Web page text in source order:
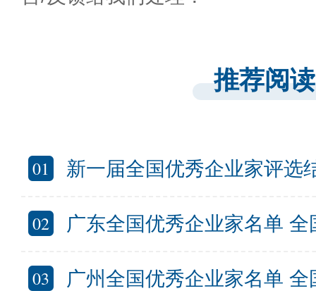
推荐阅读
01 新一届全国优秀企业家评选结果公
02 广东全国优秀企业家名单 全国优秀
03 广州全国优秀企业家名单 全国优秀企业